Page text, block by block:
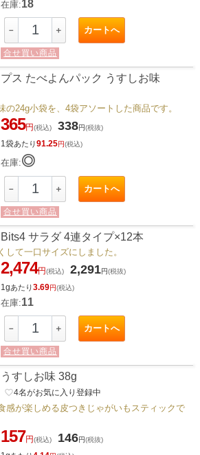
在庫:18
－ ＋ カートへ
合せ買い商品
ス たべよんパック うすしお味
の24g小袋を、4袋アソートした商品です。
365円(税込) 338円(税抜)
1袋あたり91.25円(税込)
在庫:◎
－ ＋ カートへ
合せ買い商品
サラダ 4連タイプ×12本
して一口サイズにしました。
2,474円(税込) 2,291円(税抜)
1gあたり3.69円(税込)
在庫:11
－ ＋ カートへ
合せ買い商品
すしお味 38g
favorite_border4名がお気に入り登録中
感が楽しめる皮つきじゃがいもスティックで
157円(税込) 146円(税抜)